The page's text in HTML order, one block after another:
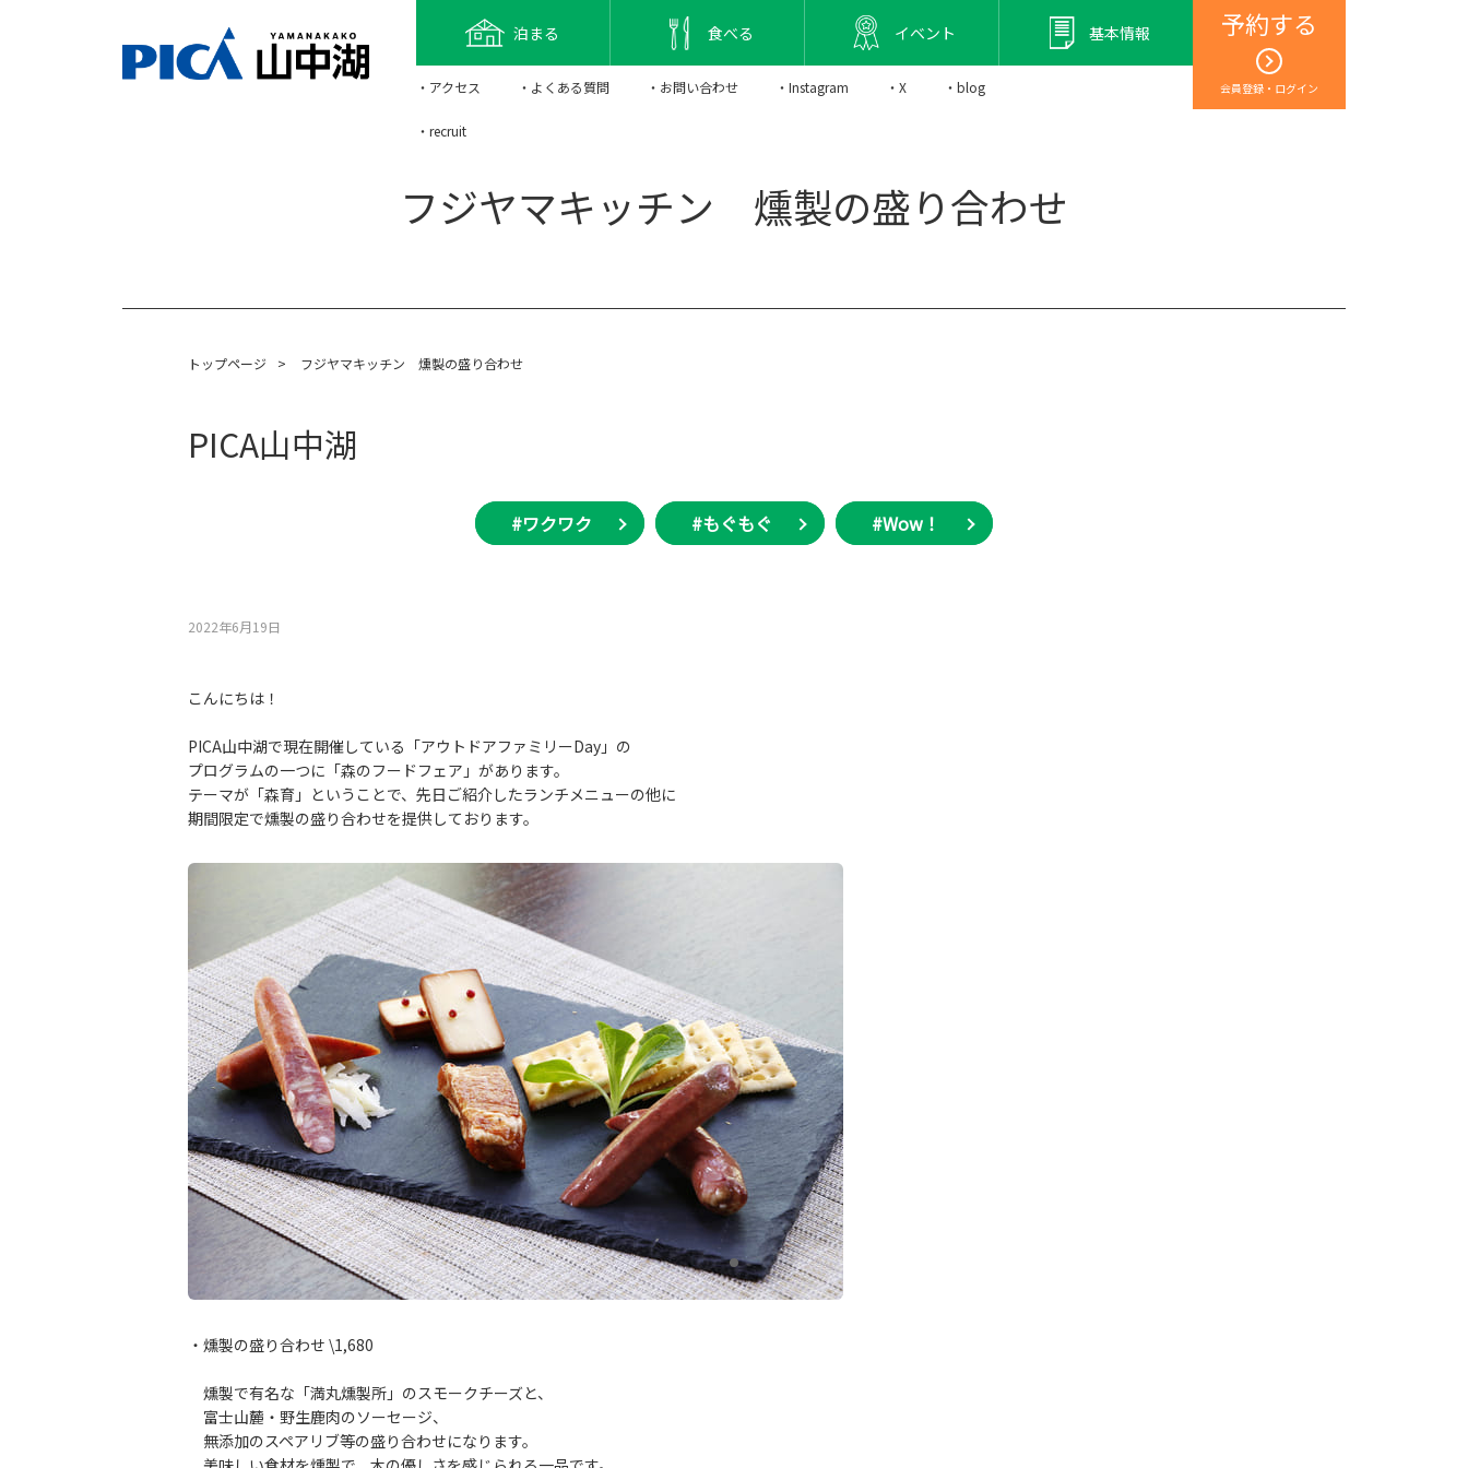
予約する
会員登録・ログイン
泊まる 食べる イベント 基本情報
・アクセス ・よくある質問 ・お問い合わせ ・Instagram ・X ・blog
・recruit
フジヤマキッチン 燻製の盛り合わせ
トップページ > フジヤマキッチン 燻製の盛り合わせ
PICA山中湖
#ワクワク #もぐもぐ #Wow！
2022年6月19⽇
こんにちは！
PICA山中湖で現在開催している「アウトドアファミリーDay」の
プログラムの一つに「森のフードフェア」があります。
テーマが「森育」ということで、先日ご紹介したランチメニューの他に
期間限定で燻製の盛り合わせを提供しております。
・燻製の盛り合わせ \1,680
燻製で有名な「満丸燻製所」のスモークチーズと、
富士山麓・野生鹿肉のソーセージ、
無添加のスペアリブ等の盛り合わせになります。